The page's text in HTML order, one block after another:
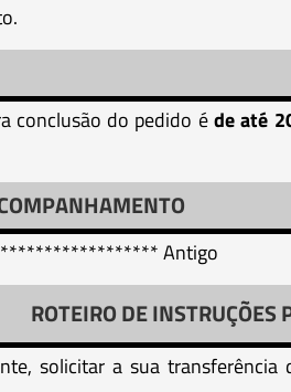
conclusão do pedido éde até
Antigo
ROTEIRO DE INSTRUÇÕES
solicitar a sua